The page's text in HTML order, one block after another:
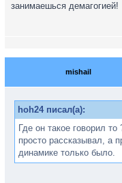
занимаешься демагогией!
mishail
hoh24 писал(а):
Где он такое говорил
просто рассказывал, а
динамике только было.